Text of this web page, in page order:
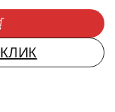
МОСТА 7613B(